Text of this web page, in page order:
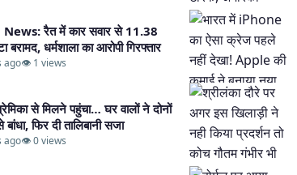
रैत में कार सवार से 11.38
बरामद, धर्मशाला का आरोपी गिरफ्तार
ago👁 1 views
से मिलने पहुंचा… घर वालों ने दोनों
फिर दी तालिबानी सजा​
ago👁 0 views